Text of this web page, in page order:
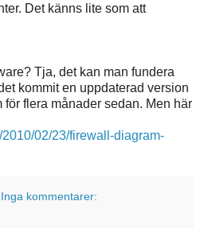
Det känns lite som att
Tja, det kan man fundera
kommit en uppdaterad version
flera månader sedan. Men här
02/23/firewall-diagram-
Inga kommentarer: